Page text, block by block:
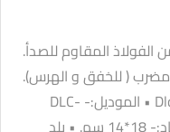
ومضرب بيض 2 في 1* • شفرات من الفولاذ المقاوم للصدأ.
• به 5 سرعات مختلفين. • سهل التحكم به من خلال زر. • يأتي معه 2 مضرب ( للخفق و الهرس).
• يِقدر تطحن التوابل من خلال الكبة. • *الوصف* • العلامة التجارية:- Dlc • الموديل:- DLC-